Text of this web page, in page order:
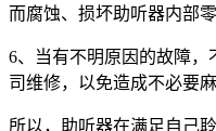
而腐蚀、损坏助听器内部零
6、当有不明原因的故障
司维修，以免造成不必要麻
所以，助听器在满足自己